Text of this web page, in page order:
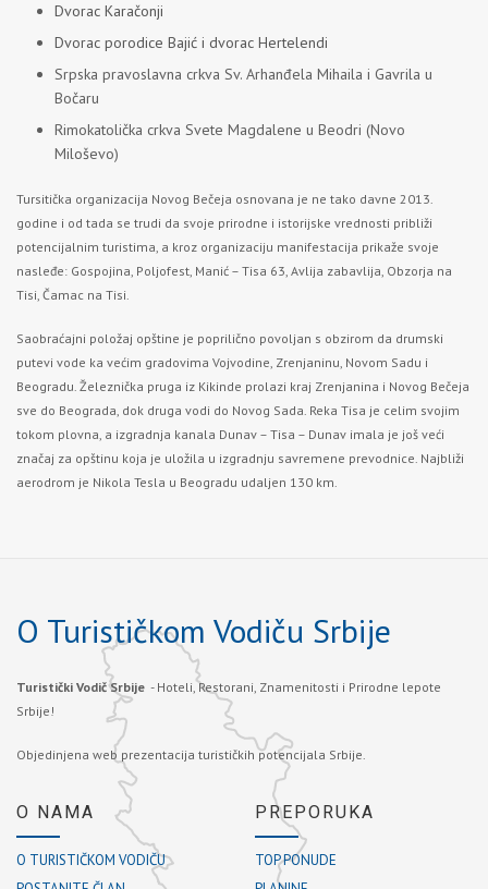
Dvorac Karačonji
Dvorac porodice Bajić i dvorac Hertelendi
Srpska pravoslavna crkva Sv. Arhanđela Mihaila i Gavrila u
Bočaru
Rimokatolička crkva Svete Magdalene u Beodri (Novo
Miloševo)
Tursitička organizacija Novog Bečeja osnovana je ne tako davne 2013.
godine i od tada se trudi da svoje prirodne i istorijske vrednosti približi
potencijalnim turistima, a kroz organizaciju manifestacija prikaže svoje
nasleđe: Gospojina, Poljofest, Manić – Tisa 63, Avlija zabavlija, Obzorja na
Tisi, Čamac na Tisi.
Saobraćajni položaj opštine je poprilično povoljan s obzirom da drumski
putevi vode ka većim gradovima Vojvodine, Zrenjaninu, Novom Sadu i
Beogradu. Železnička pruga iz Kikinde prolazi kraj Zrenjanina i Novog Bečeja
sve do Beograda, dok druga vodi do Novog Sada. Reka Tisa je celim svojim
tokom plovna, a izgradnja kanala Dunav – Tisa – Dunav imala je još veći
značaj za opštinu koja je uložila u izgradnju savremene prevodnice. Najbliži
aerodrom je Nikola Tesla u Beogradu udaljen 130 km.
O Turističkom Vodiču Srbije
Turistički Vodič Srbije - Hoteli, Restorani, Znamenitosti i Prirodne lepote
Srbije!
Objedinjena web prezentacija turističkih potencijala Srbije.
O NAMA
O TURISTIČKOM VODIČU
PREPORUKA
TOP PONUDE